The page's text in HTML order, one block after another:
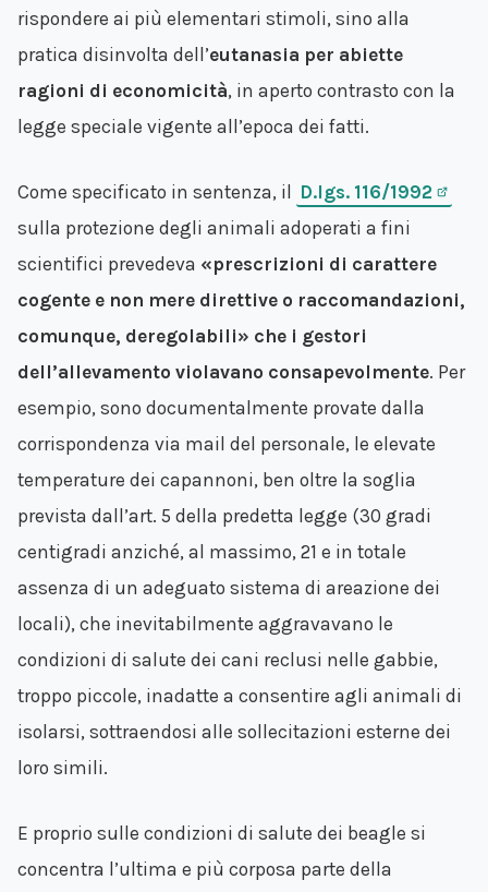
rispondere ai più elementari stimoli, sino alla
pratica disinvolta dell’eutanasia per abiette
ragioni di economicità, in aperto contrasto con la
legge speciale vigente all’epoca dei fatti.
Come specificato in sentenza, il D.lgs. 116/1992
sulla protezione degli animali adoperati a fini
scientifici prevedeva «prescrizioni di carattere
cogente e non mere direttive o raccomandazioni,
comunque, deregolabili» che i gestori
dell’allevamento violavano consapevolmente. Per
esempio, sono documentalmente provate dalla
corrispondenza via mail del personale, le elevate
temperature dei capannoni, ben oltre la soglia
prevista dall’art. 5 della predetta legge (30 gradi
centigradi anziché, al massimo, 21 e in totale
assenza di un adeguato sistema di areazione dei
locali), che inevitabilmente aggravavano le
condizioni di salute dei cani reclusi nelle gabbie,
troppo piccole, inadatte a consentire agli animali di
isolarsi, sottraendosi alle sollecitazioni esterne dei
loro simili.
E proprio sulle condizioni di salute dei beagle si
concentra l’ultima e più corposa parte della